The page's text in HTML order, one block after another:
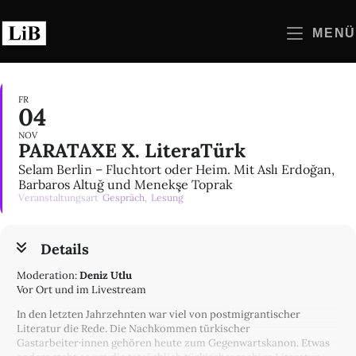
Inhalt
springen
MENÜ
FR
04
NOV
PARATAXE X. LiteraTürk
Selam Berlin – Fluchtort oder Heim. Mit Aslı Erdoğan,
Barbaros Altuğ und Menekşe Toprak
Veranstaltungsart Gespräch, Lesung
Details
Moderation:Deniz Utlu
Vor Ort und im Livestream
In den letzten Jahrzehnten war viel von postmigrantischer
Literatur die Rede. Die Nachkommen türkischer
Gastarbeiter·innen gehören heute zum Gegenwartskanon. Etwas